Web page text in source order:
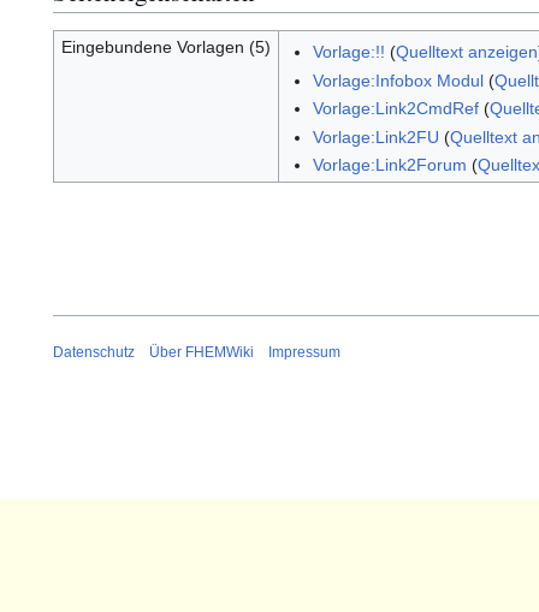
Eingebundene Vorlagen (5) Vorlage:!! (Quelltext anzeigen
Vorlage:Infobox Modul(
Vorlage:Link2CmdRef(
Vorlage:Link2FU (Quelltext
Vorlage:Link2Forum (
Datenschutz Über FHEMWiki Impressum